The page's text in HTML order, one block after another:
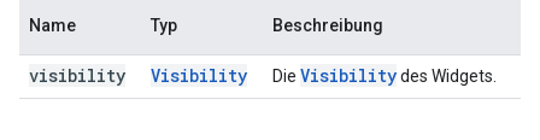
Name Typ Beschreibung
visibility Visibility Die Visibilitydes Widgets.